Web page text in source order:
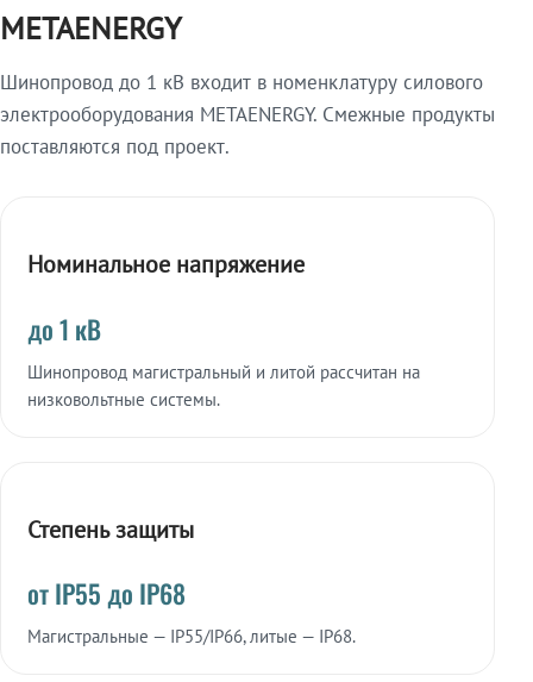
METAENERGY
Шинопровод до 1 кВ входит в номенклатуру силового
электрооборудования METAENERGY. Смежные продукты
поставляются под проект.
Номинальное напряжение
до 1 кВ
Шинопровод магистральный и литой рассчитан на
низковольтные системы.
Степень защиты
от IP55 до IP68
Магистральные — IP55/IP66, литые — IP68.